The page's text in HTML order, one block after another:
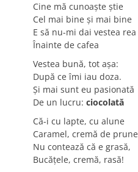
Cine mă cunoaște știe
Cel mai bine și mai bine
E să nu-mi dai vestea rea
Înainte de cafea
Vestea bună, tot așa:
După ce îmi iau doza.
Și mai sunt eu pasionată
De un lucru: ciocolată
Că-i cu lapte, cu alune
Caramel, cremă de prune
Nu contează că e grasă,
Bucățele, cremă, rasă!